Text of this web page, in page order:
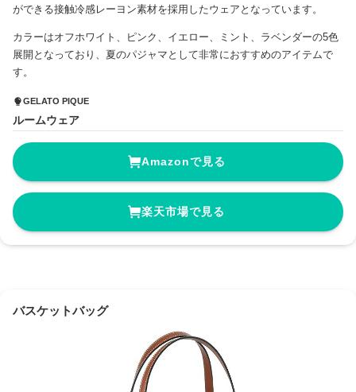
ができる接触冷感レーヨン素材を採用したウェアとなっています。
カラーはオフホワイト、ピンク、イエロー、ミント、ラベンダーの5色
展開となっており、夏のパジャマとして非常におすすめのアイテムで
す。
GELATO PIQUE
ルームウェア
Amazonで見る
楽天市場で見る
バスケットバッグ